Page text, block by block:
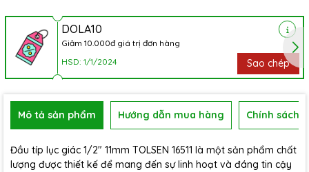
DOLA10
Giảm 10.000đ giá trị đơn hàng
HSD: 1/1/2024
Sao chép
Mô tả sản phẩm Hướng dẫn mua hàng Chính sách
Đầu típ lục giác 1/2" 11mm TOLSEN 16511 là một sản phẩm chất
lượng được thiết kế để mang đến sự linh hoạt và đáng tin cậy